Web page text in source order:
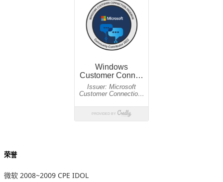
荣誉
微软 2008~2009 CPE IDOL